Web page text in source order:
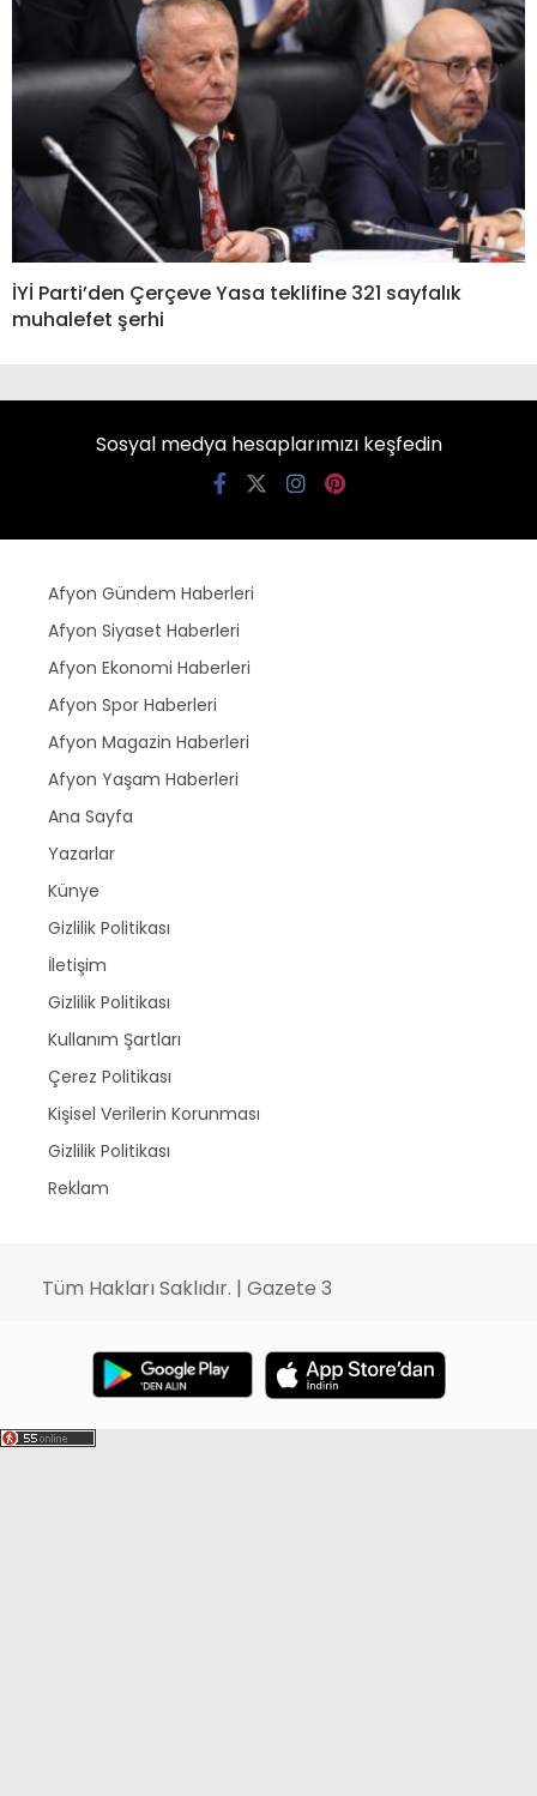
İYİ Parti’den Çerçeve Yasa teklifine 321 sayfalık
muhalefet şerhi
Sosyal medya hesaplarımızı keşfedin
Afyon Gündem Haberleri
Afyon Siyaset Haberleri
Afyon Ekonomi Haberleri
Afyon Spor Haberleri
Afyon Magazin Haberleri
Afyon Yaşam Haberleri
Ana Sayfa
Yazarlar
Künye
Gizlilik Politikası
İletişim
Gizlilik Politikası
Kullanım Şartları
Çerez Politikası
Kişisel Verilerin Korunması
Gizlilik Politikası
Reklam
Tüm Hakları Saklıdır. | Gazete 3